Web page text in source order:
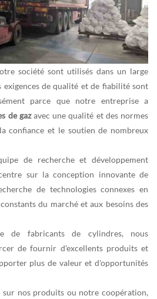
société sont utilisés dans un large
de qualité et de fiabilité sont
parce que notre entreprise a
de gazavec une qualité et des normes
confiance et le soutien de nombreux
de recherche et développement
sur la conception innovante de
de technologies connexes en
du marché et aux besoins des
de fabricants de cylindres, nous
de fournir d'excellents produits et
plus de valeur et d'opportunités
sur nos produits ou notre coopération,